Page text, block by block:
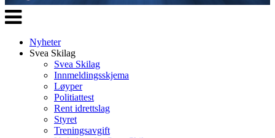
Veksle
navigasjon
Nyheter
Svea Skilag
Svea Skilag
Innmeldingsskjema
Løyper
Politiattest
Rent idrettslag
Styret
Treningsavgift